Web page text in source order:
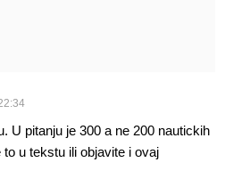
U pitanju je 300 a ne 200 nautickih
u tekstu ili objavite i ovaj